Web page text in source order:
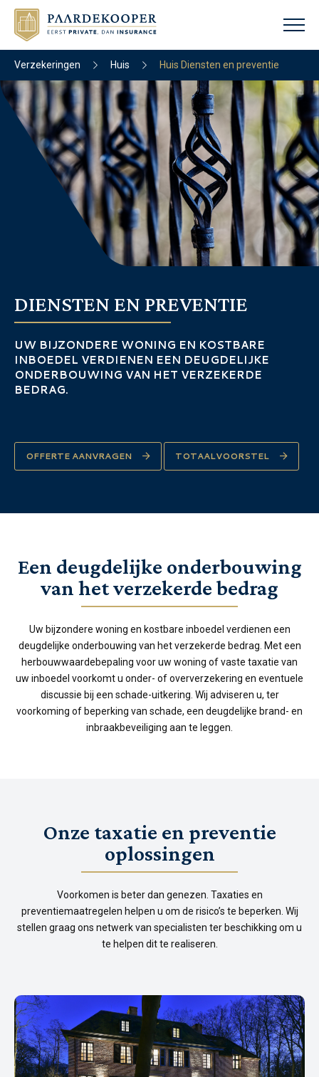
Verzekeringen Huis Huis Diensten en preventie
DIENSTEN EN PREVENTIE
UW BIJZONDERE WONING EN KOSTBARE
INBOEDEL VERDIENEN EEN DEUGDELIJKE
ONDERBOUWING VAN HET VERZEKERDE
BEDRAG.
OFFERTE AANVRAGEN TOTAALVOORSTEL
Een deugdelijke onderbouwing
van het verzekerde bedrag
Uw bijzondere woning en kostbare inboedel verdienen een
deugdelijke onderbouwing van het verzekerde bedrag. Met een
herbouwwaardebepaling voor uw woning of vaste taxatie van
uw inboedel voorkomt u onder- of oververzekering en eventuele
discussie bij een schade-uitkering. Wij adviseren u, ter
voorkoming of beperking van schade, een deugdelijke brand- en
inbraakbeveiliging aan te leggen.
Onze taxatie en preventie
oplossingen
Voorkomen is beter dan genezen. Taxaties en
preventiemaatregelen helpen u om de risico’s te beperken. Wij
stellen graag ons netwerk van specialisten ter beschikking om u
te helpen dit te realiseren.